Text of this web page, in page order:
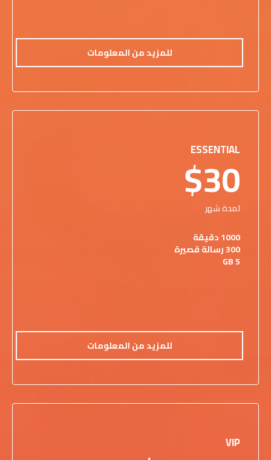
للمزيد من المعلومات
ESSENTIAL
$30
لمدة شهر
1000 دقيقة
300 رسالة قصيرة
5 GB
للمزيد من المعلومات
VIP